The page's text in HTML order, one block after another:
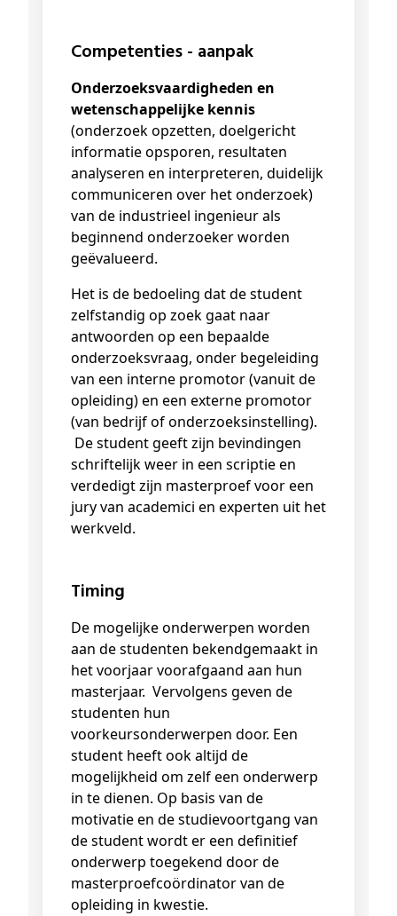
Competenties - aanpak
Onderzoeksvaardigheden en
wetenschappelijke kennis
(onderzoek opzetten, doelgericht
informatie opsporen, resultaten
analyseren en interpreteren, duidelijk
communiceren over het onderzoek)
van de industrieel ingenieur als
beginnend onderzoeker worden
geëvalueerd.
Het is de bedoeling dat de student
zelfstandig op zoek gaat naar
antwoorden op een bepaalde
onderzoeksvraag, onder begeleiding
van een interne promotor (vanuit de
opleiding) en een externe promotor
(van bedrijf of onderzoeksinstelling).
De student geeft zijn bevindingen
schriftelijk weer in een scriptie en
verdedigt zijn masterproef voor een
jury van academici en experten uit het
werkveld.
Timing
De mogelijke onderwerpen worden
aan de studenten bekendgemaakt in
het voorjaar voorafgaand aan hun
masterjaar. Vervolgens geven de
studenten hun
voorkeursonderwerpen door. Een
student heeft ook altijd de
mogelijkheid om zelf een onderwerp
in te dienen. Op basis van de
motivatie en de studievoortgang van
de student wordt er een definitief
onderwerp toegekend door de
masterproefcoördinator van de
opleiding in kwestie.